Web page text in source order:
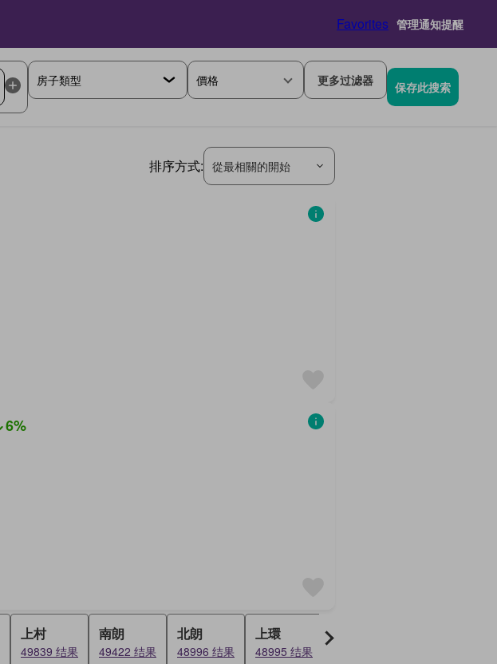
Favorites 管理通知提醒
價格 更多过滤器 保存此搜索
排序方式: 從最相關的開始
6%
上村
49839 结果
南朗
49422 结果
北朗
48996 结果
上環
48995 结果
窩田